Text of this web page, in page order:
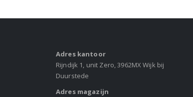
Adres kantoor
Rijndijk 1, unit Zero, 3962MX Wijk bij
Duurstede
Adres magazijn